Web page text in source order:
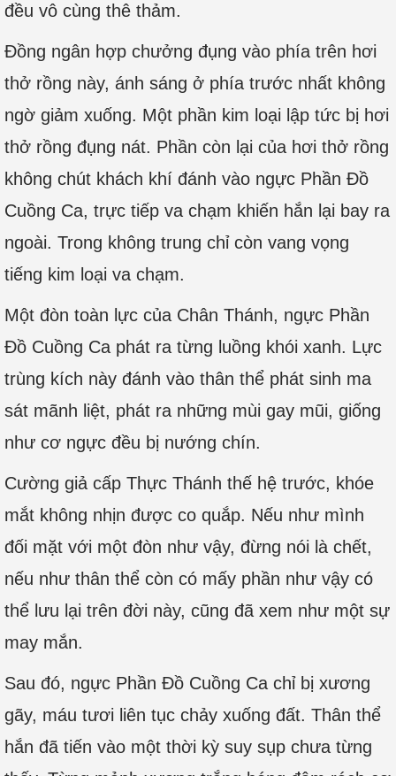
đều vô cùng thê thảm.
Đồng ngân hợp chưởng đụng vào phía trên hơi
thở rồng này, ánh sáng ở phía trước nhất không
ngờ giảm xuống. Một phần kim loại lập tức bị hơi
thở rồng đụng nát. Phần còn lại của hơi thở rồng
không chút khách khí đánh vào ngực Phần Đồ
Cuồng Ca, trực tiếp va chạm khiến hắn lại bay ra
ngoài. Trong không trung chỉ còn vang vọng
tiếng kim loại va chạm.
Một đòn toàn lực của Chân Thánh, ngực Phần
Đồ Cuồng Ca phát ra từng luồng khói xanh. Lực
trùng kích này đánh vào thân thể phát sinh ma
sát mãnh liệt, phát ra những mùi gay mũi, giống
như cơ ngực đều bị nướng chín.
Cường giả cấp Thực Thánh thế hệ trước, khóe
mắt không nhịn được co quắp. Nếu như mình
đối mặt với một đòn như vậy, đừng nói là chết,
nếu như thân thể còn có mấy phần như vậy có
thể lưu lại trên đời này, cũng đã xem như một sự
may mắn.
Sau đó, ngực Phần Đồ Cuồng Ca chỉ bị xương
gãy, máu tươi liên tục chảy xuống đất. Thân thể
hắn đã tiến vào một thời kỳ suy sụp chưa từng